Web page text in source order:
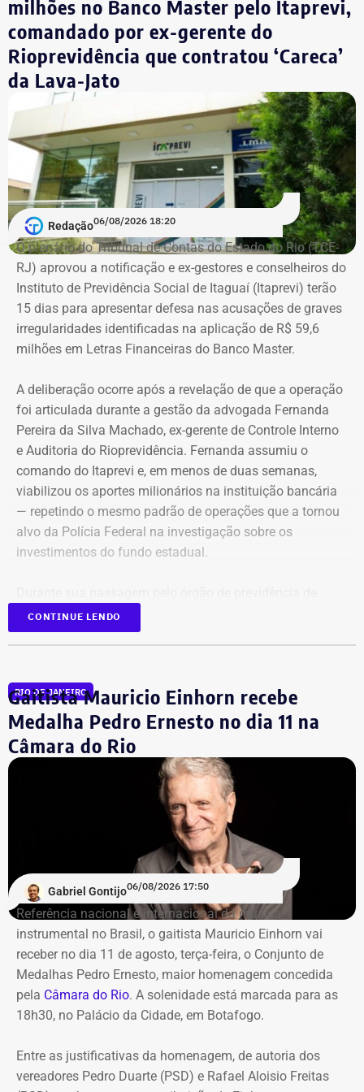
valor de R$ 0,01.
Empresário do setor de seguros
De acordo com os dados do registro de candidatura, Alex
Melim nasceu no Rio de Janeiro em 2 de junho de 1976, é
casado, possui ensino médio completo e declarou exercer
a profissão de empresário.
Em documento de consulta pública da Casa da Moeda do
Brasil, Alex Ofredi Melim aparece como representante da
Melim Corretora de Seguros Ltda., empresa que atua no
setor de seguros e planos de saúde.
Declaração de bens de Alex Melim em 2026 — Foto:
Reprodução/Divulgacand
milhões no Banco Master pelo Itaprevi,
comandado por ex-gerente do
Rioprevidência que contratou ‘Careca’
da Lava-Jato
Redação06/08/2026 18:20
O plenário do Tribunal de Contas do Estado do Rio (TCE-
RJ) aprovou a notificação e ex-gestores e conselheiros do
Instituto de Previdência Social de Itaguaí (Itaprevi) terão
15 dias para apresentar defesa nas acusações de graves
irregularidades identificadas na aplicação de R$ 59,6
milhões em Letras Financeiras do Banco Master.
A deliberação ocorre após a revelação de que a operação
foi articulada durante a gestão da advogada Fernanda
Pereira da Silva Machado, ex-gerente de Controle Interno
e Auditoria do Rioprevidência. Fernanda assumiu o
comando do Itaprevi e, em menos de duas semanas,
viabilizou os aportes milionários na instituição bancária
— repetindo o mesmo padrão de operações que a tornou
alvo da Polícia Federal na investigação sobre os
investimentos do fundo estadual.
Itaguaí, a ex-gerente do Rioprevidência também
para a estrutura interna o ex-policial federal Jayme Alves
Youssef.
Mais de 20% da carteira
compremetida sob ‘risco de default’
De acordo com o relatório de auditoria do TCE-RJ, os R$
59,6 milhões alocados no Banco Master entre junho e
julho de 2024 representavam mais de 20% de toda a
carteira de investimentos do Itaprevi. A equipe técnica do
Tribunal classificou o processo decisório como
“negligente e temerário”.
Entre os principais pontos apontados pela auditoria
estão:
Mudança brusca na estratégia de investimento: a
20% logo na primeira reunião da nova gestão,
desrespeitando os estudos técnicos e pareceres da
CONTINUE LENDO
RIO DE JANEIRO
Gaitista Mauricio Einhorn recebe
Medalha Pedro Ernesto no dia 11 na
Câmara do Rio
Gabriel Gontijo06/08/2026 17:50
Referência nacional e internacional da música
instrumental no Brasil, o gaitista Mauricio Einhorn vai
receber no dia 11 de agosto, terça-feira, o Conjunto de
Medalhas Pedro Ernesto, maior homenagem concedida
pela Câmara do Rio. A solenidade está marcada para as
18h30, no Palácio da Cidade, em Botafogo.
Entre as justificativas da homenagem, de autoria dos
vereadores Pedro Duarte (PSD) e Rafael Aloisio Freitas